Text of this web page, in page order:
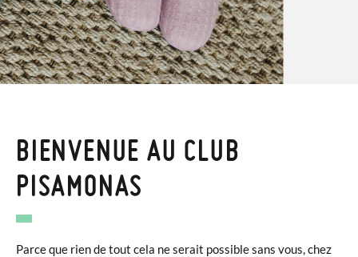
BIENVENUE AU CLUB
PISAMONAS
Parce que rien de tout cela ne serait possible sans vous, chez